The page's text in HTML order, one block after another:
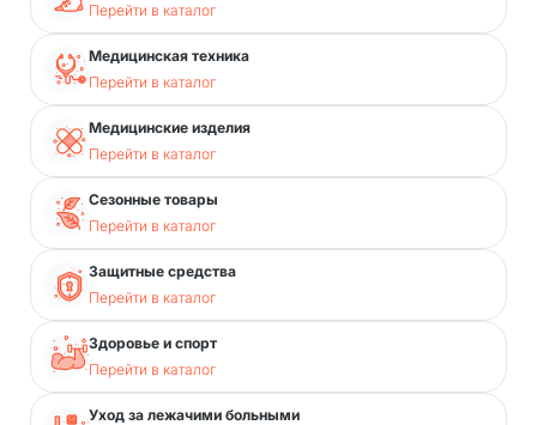
Перейти в каталог
Медицинская техника
Перейти в каталог
Медицинские изделия
Перейти в каталог
Сезонные товары
Перейти в каталог
Защитные средства
Перейти в каталог
Здоровье и спорт
Перейти в каталог
Уход за лежачими больными